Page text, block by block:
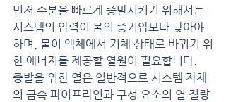
먼저 수분을 빠르게 증발시키기 위해서는
시스템의 압력이 물의 증기압보다 낮아야
하며, 물이 액체에서 기체 상태로 바뀌기 위
한 에너지를 제공할 열원이 필요합니다.
증발을 위한 열은 일반적으로 시스템 자체
의 금속 파이프라인과 구성 요소의 열 질량